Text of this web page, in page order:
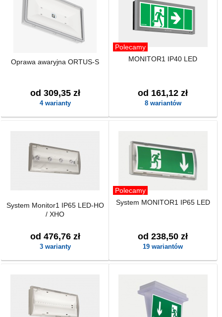
Oprawa awaryjna ORTUS-S
od 309,35 zł
4 warianty
Polecamy
MONITOR1 IP40 LED
od 161,12 zł
8 wariantów
System Monitor1 IP65 LED-HO
/ XHO
od 476,76 zł
3 warianty
Polecamy
System MONITOR1 IP65 LED
od 238,50 zł
19 wariantów